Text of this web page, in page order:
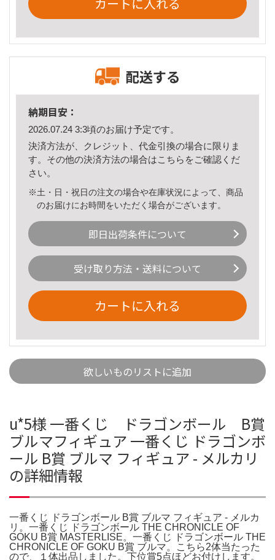
配送する
納期目安：
2026.07.24 3:3頃のお届け予定です。
決済方法が、クレジット、代金引換の場合に限りま
す。その他の決済方法の場合はこちら をご確認くだ
さい。
※土・日・祝日の注文の場合や在庫状況によって、商品
のお届けにお時間をいただく場合がございます。
即日出荷条件について
受け取り方法・送料について
カートに入れる
欲しいものリストに追加
u*5様 一番くじ ドラゴンボール B賞
ブルマフィギュア 一番くじ ドラゴンボ
ール B賞 ブルマ フィギュア - メルカリ
の詳細情報
一番くじ ドラゴンボール B賞 ブルマ フィギュア - メルカ
リ。一番くじ ドラゴンボール THE CHRONICLE OF
GOKU B賞 MASTERLISE。一番くじ ドラゴンボール THE
CHRONICLE OF GOKU B賞 ブルマ。こちら2体当たった
ので、１体出品しました。下位賞5点ほどお付けします。